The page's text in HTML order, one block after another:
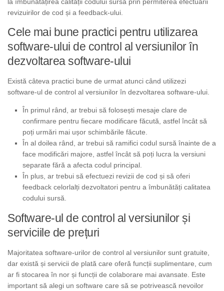
revizuirilor de cod și a feedback-ului.
Cele mai bune practici pentru utilizarea
software-ului de control al versiunilor în
dezvoltarea software-ului
Există câteva practici bune de urmat atunci când utilizezi
software-ul de control al versiunilor în dezvoltarea software-ului.
În primul rând, ar trebui să folosești mesaje clare de
confirmare pentru fiecare modificare făcută, astfel încât să
poți urmări mai ușor schimbările făcute.
În al doilea rând, ar trebui să ramifici codul sursă înainte de a
face modificări majore, astfel încât să poți lucra la versiuni
separate fără a afecta codul principal.
În plus, ar trebui să efectuezi revizii de cod și să oferi
feedback celorlalți dezvoltatori pentru a îmbunătăți calitatea
codului sursă.
Software-ul de control al versiunilor și
serviciile de prețuri
Majoritatea software-urilor de control al versiunilor sunt gratuite,
dar există și servicii de plată care oferă funcții suplimentare, cum
ar fi stocarea în nor și funcții de colaborare mai avansate. Este
important să alegi un software care să se potrivească nevoilor